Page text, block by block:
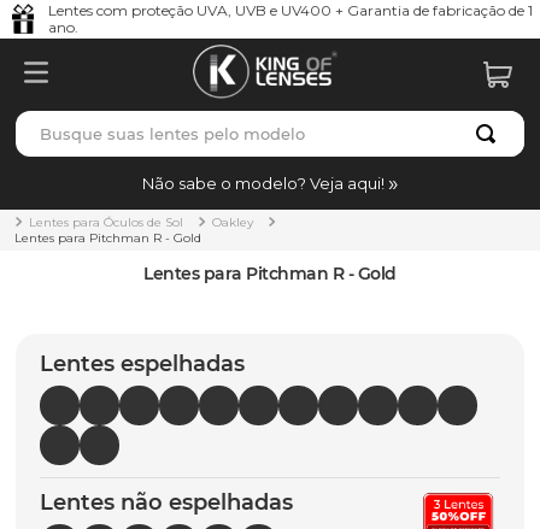
Lentes com proteção UVA, UVB e UV400 + Garantia de fabricação de 1
ano.
Busque suas lentes pelo modelo
Não sabe o modelo? Veja aqui!
Lentes para Óculos de Sol
Oakley
Lentes para Pitchman R - Gold
Lentes para Pitchman R - Gold
Lentes espelhadas
Lentes não espelhadas
TERMOS MAIS BUSCADOS
1º borrachas
holbrook
5º chaves
6º t-shock
7º gasket
8º parafusos